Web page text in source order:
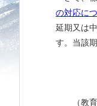
の対応につ
延期又は
す。当該
（教育